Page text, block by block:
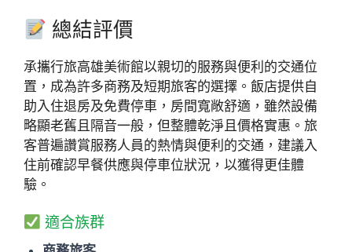
總結評價
承攜行旅高雄美術館以親切的服務與便利的交通位
置，成為許多商務及短期旅客的選擇。飯店提供自
助入住退房及免費停車，房間寬敞舒適，雖然設備
略顯老舊且隔音一般，但整體乾淨且價格實惠。旅
客普遍讚賞服務人員的熱情與便利的交通，建議入
住前確認早餐供應與停車位狀況，以獲得更佳體
驗。
適合族群